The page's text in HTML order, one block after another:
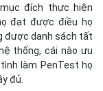
đích thực hiện
đạt được điều họ
được danh sách tất
thống, cái nào ưu
làm PenTest họ
đủ.